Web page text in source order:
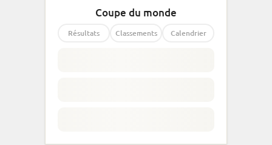
Coupe du monde
Résultats Classements Calendrier